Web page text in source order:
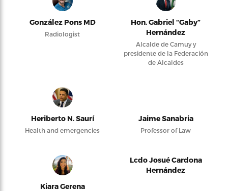
González Pons MD
Radiologist
Hon. Gabriel “Gaby”
Hernández
Alcalde de Camuy y
presidente de la Federación
de Alcaldes
Heriberto N. Saurí
Health and emergencies
Jaime Sanabria
Professor of Law
Kiara Gerena
Lcdo Josué Cardona
Hernández